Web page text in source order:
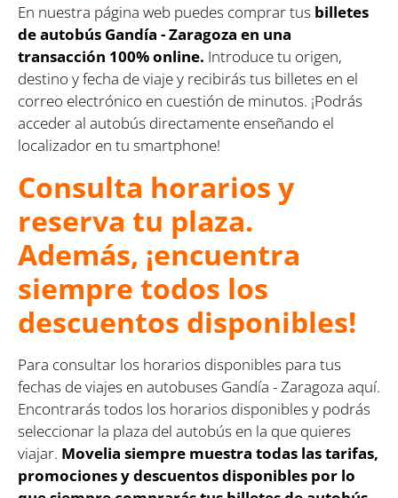
En nuestra página web puedes comprar tus billetes
de autobús Gandía - Zaragoza en una
transacción 100% online. Introduce tu origen,
destino y fecha de viaje y recibirás tus billetes en el
correo electrónico en cuestión de minutos. ¡Podrás
acceder al autobús directamente enseñando el
localizador en tu smartphone!
Consulta horarios y
reserva tu plaza.
Además, ¡encuentra
siempre todos los
descuentos disponibles!
Para consultar los horarios disponibles para tus
fechas de viajes en autobuses Gandía - Zaragoza aquí.
Encontrarás todos los horarios disponibles y podrás
seleccionar la plaza del autobús en la que quieres
viajar. Movelia siempre muestra todas las tarifas,
promociones y descuentos disponibles por lo